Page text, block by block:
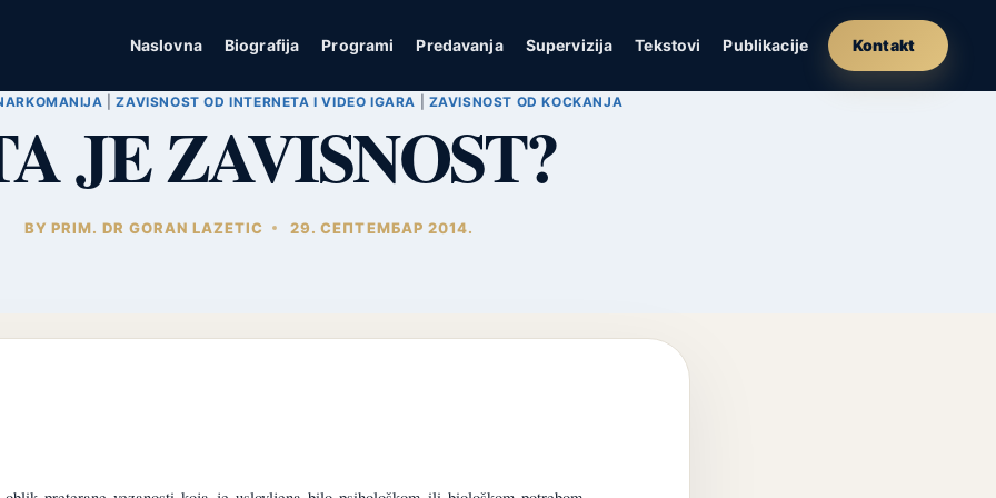
Naslovna Biografija Programi Predavanja Supervizija Tekstovi Publikacije Kontakt
|ZAVISNOST OD INTERNETA I VIDEO IGARA ZAVISNOST OD KOCKANJA
JE ZAVISNOST?
BY PRIM. DR GORAN LAZETIC 29. СЕПТЕМБАР 2014.